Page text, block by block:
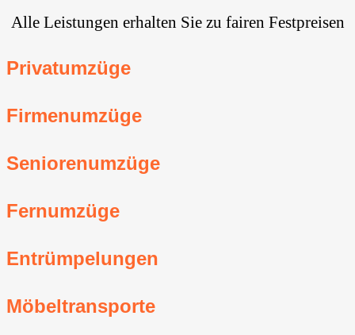
Alle Leistungen erhalten Sie zu fairen Festpreisen
Privatumzüge
Firmenumzüge
Seniorenumzüge
Fernumzüge
Entrümpelungen
Möbeltransporte